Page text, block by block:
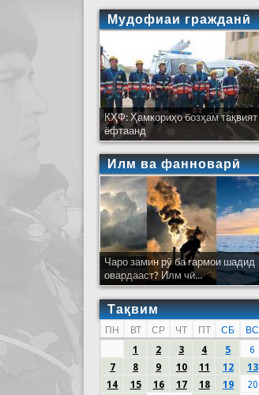
Мудофиаи гражданӣ
КҲФ: Ҳамкориҳо бозҳам тақвият
ёфтаанд
Илм ва фанноварӣ
Чаро замин рӯ ба гармои шадид
овардааст? Илм чӣ...
Тақвим
ПН ВТ СР ЧТ ПТ СБ
ВС
1
2 3 4 5
6
7
8 9 10 11 12
13
14
15 16 17 18 19
20